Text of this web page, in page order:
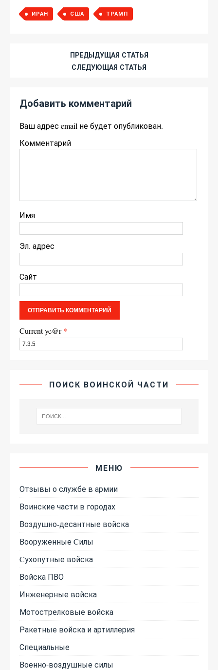
ИРАН США ТРАМП
ПРЕДЫДУЩАЯ СТАТЬЯ
СЛЕДУЮЩАЯ СТАТЬЯ
Добавить комментарий
Ваш адрес email не будет опубликован.
Комментарий
Имя
Эл. адрес
Сайт
Current ye@r*
ПОИСК ВОИНСКОЙ ЧАСТИ
МЕНЮ
Отзывы о службе в армии
Воинские части в городах
Воздушно-десантные войска
Вооруженные Cилы
Cухопутные войска
Войска ПВО
Инженерные войска
Мотострелковые войска
Ракетные войска и артиллерия
Специальные
Военно-воздушные силы